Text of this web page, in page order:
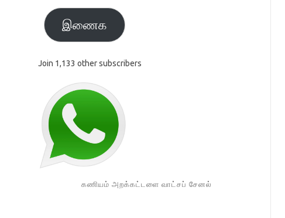
இணைக
Join 1,133 other subscribers
கணியம் அறக்கட்டளை வாட்சப் சேனல்